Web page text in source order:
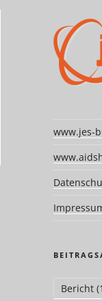
www.jes-
Bericht